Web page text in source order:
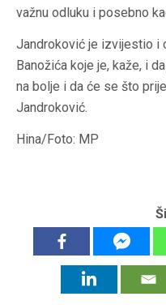
važnu odluku i posebno
Jandroković je izvijestio i
Banožića koje je, kaže, i
na bolje i da će se što
Jandroković.
Hina/Foto: MP